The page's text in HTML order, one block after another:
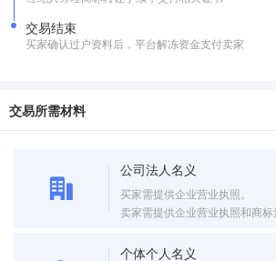
交易结束
买家确认过户资料后，平台解冻资金支付卖家
交易所需材料
公司法人名义
买家需提供企业营业执照。
卖家需提供企业营业执照和商标
个体个人名义